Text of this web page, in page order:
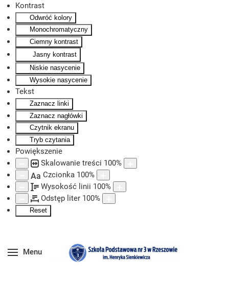
Kontrast
Odwróć kolory
Monochromatyczny
Ciemny kontrast
Jasny kontrast
Niskie nasycenie
Wysokie nasycenie
Tekst
Zaznacz linki
Zaznacz nagłówki
Czytnik ekranu
Tryb czytania
Powiększenie
Skalowanie treści 100%
Aa Czcionka 100%
Wysokość linii 100%
Odstęp liter 100%
Reset
Skip to main content
Menu